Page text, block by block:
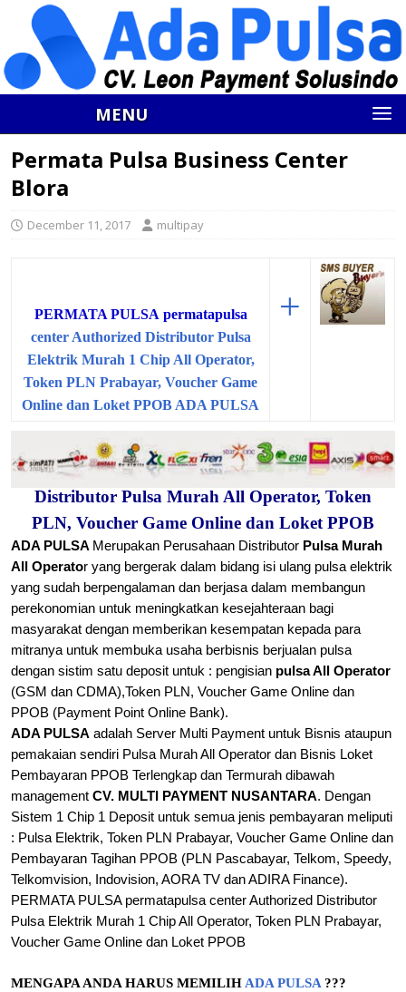
MENU
Permata Pulsa Business Center
Blora
December 11, 2017 multipay
PERMATA PULSA permatapulsa
center Authorized Distributor Pulsa
Elektrik Murah 1 Chip All Operator,
Token PLN Prabayar, Voucher Game
Online dan Loket PPOB ADA PULSA
+
Distributor Pulsa Murah All Operator, Token
PLN, Voucher Game Online dan Loket PPOB
ADA PULSA Merupakan Perusahaan Distributor Pulsa Murah
All Operator yang bergerak dalam bidang isi ulang pulsa elektrik
yang sudah berpengalaman dan berjasa dalam membangun
perekonomian untuk meningkatkan kesejahteraan bagi
masyarakat dengan memberikan kesempatan kepada para
mitranya untuk membuka usaha berbisnis berjualan pulsa
dengan sistim satu deposit untuk : pengisian pulsa All Operator
(GSM dan CDMA),Token PLN, Voucher Game Online dan
PPOB (Payment Point Online Bank).
ADA PULSA adalah Server Multi Payment untuk Bisnis ataupun
pemakaian sendiri Pulsa Murah All Operator dan Bisnis Loket
Pembayaran PPOB Terlengkap dan Termurah dibawah
management CV. MULTI PAYMENT NUSANTARA. Dengan
Sistem 1 Chip 1 Deposit untuk semua jenis pembayaran meliputi
: Pulsa Elektrik, Token PLN Prabayar, Voucher Game Online dan
Pembayaran Tagihan PPOB (PLN Pascabayar, Telkom, Speedy,
Telkomvision, Indovision, AORA TV dan ADIRA Finance).
PERMATA PULSA permatapulsa center Authorized Distributor
Pulsa Elektrik Murah 1 Chip All Operator, Token PLN Prabayar,
Voucher Game Online dan Loket PPOB
MENGAPA ANDA HARUS MEMILIHADA PULSA???